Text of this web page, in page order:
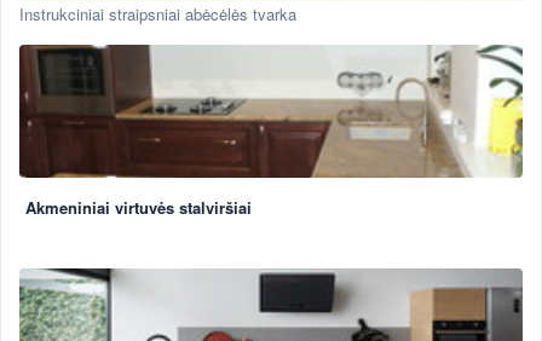
Instrukciniai straipsniai abėcėlės tvarka
Akmeniniai virtuvės stalviršiai